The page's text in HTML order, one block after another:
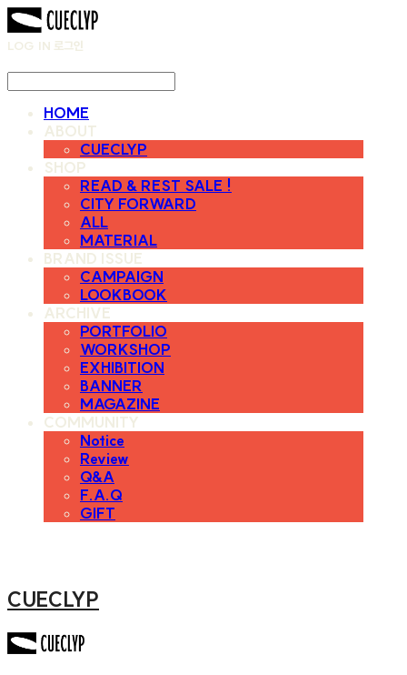
LOG IN 로그인
HOME
ABOUT
CUECLYP
SHOP
READ & REST SALE !
CITY FORWARD
ALL
MATERIAL
BRAND ISSUE
CAMPAIGN
LOOKBOOK
ARCHIVE
PORTFOLIO
WORKSHOP
EXHIBITION
BANNER
MAGAZINE
COMMUNITY
Notice
Review
Q&A
F.A.Q
GIFT
CUECLYP